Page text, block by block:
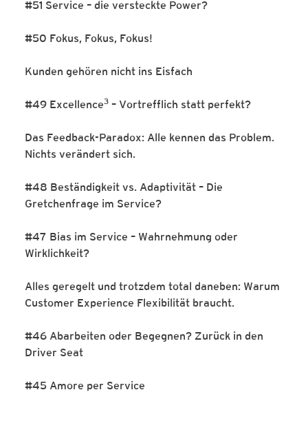
#51 Service – die versteckte Power?
#50 Fokus, Fokus, Fokus!
Kunden gehören nicht ins Eisfach
#49 Excellence3 – Vortrefflich statt perfekt?
Das Feedback-Paradox: Alle kennen das Problem.
Nichts verändert sich.
#48 Beständigkeit vs. Adaptivität – Die
Gretchenfrage im Service?
#47 Bias im Service – Wahrnehmung oder
Wirklichkeit?
Alles geregelt und trotzdem total daneben: Warum
Customer Experience Flexibilität braucht.
#46 Abarbeiten oder Begegnen? Zurück in den
Driver Seat
#45 Amore per Service